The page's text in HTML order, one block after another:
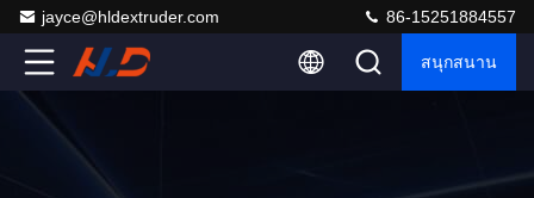
jayce@hldextruder.com 86-15251884557
สนุกสนาน